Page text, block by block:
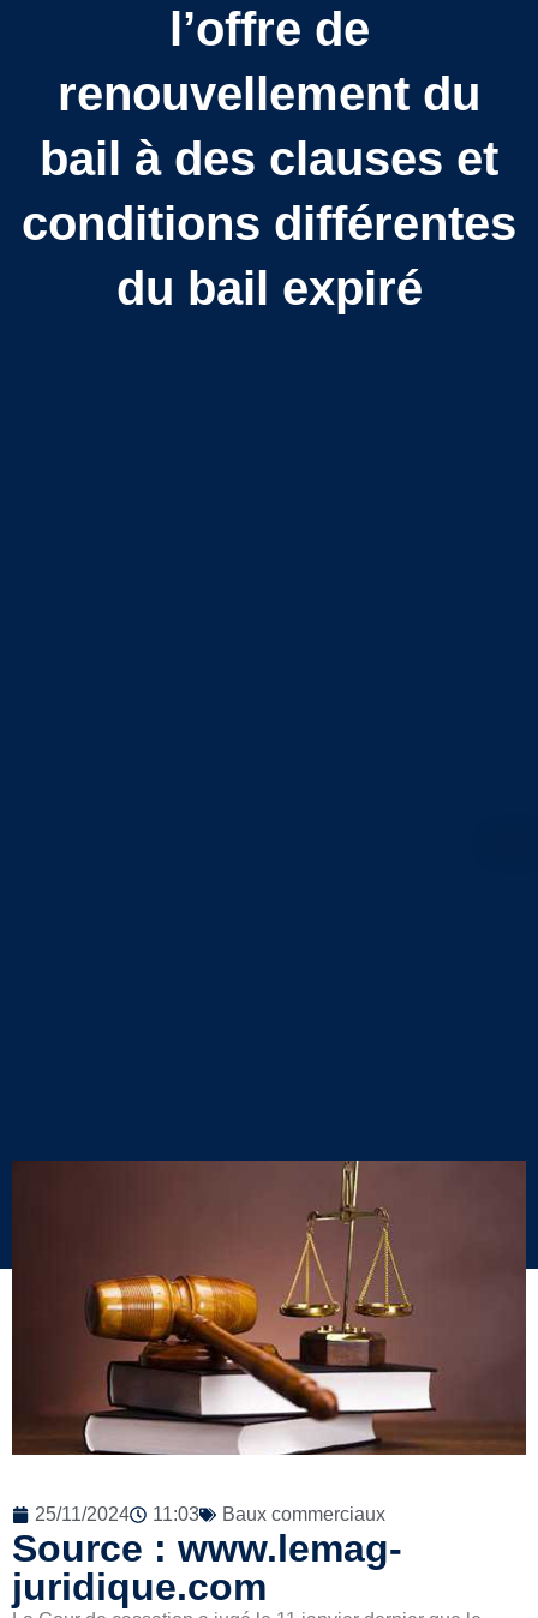
l’offre de
renouvellement du
bail à des clauses et
conditions différentes
du bail expiré
25/11/2024 11:03 Baux commerciaux
Source : www.lemag-
juridique.com